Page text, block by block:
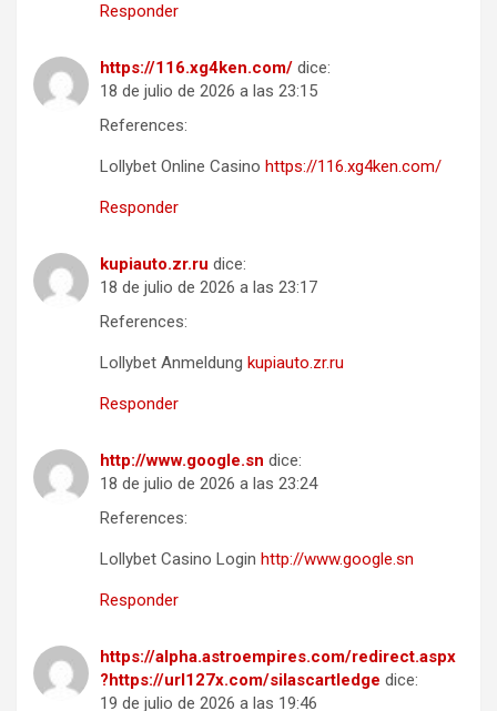
Responder
https://116.xg4ken.com/ dice:
18 de julio de 2026 a las 23:15
References:
Lollybet Online Casino https://116.xg4ken.com/
Responder
kupiauto.zr.ru dice:
18 de julio de 2026 a las 23:17
References:
Lollybet Anmeldung kupiauto.zr.ru
Responder
http://www.google.sn dice:
18 de julio de 2026 a las 23:24
References:
Lollybet Casino Login http://www.google.sn
Responder
https://alpha.astroempires.com/redirect.aspx
?https://url127x.com/silascartledge dice:
19 de julio de 2026 a las 19:46